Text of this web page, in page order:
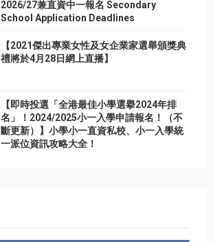
2026/27兼直資中一報名 Secondary
School Application Deadlines
【2021傑出專業女性及女企業家選舉頒獎典
禮將於4月28日網上直播】
【即時投選「全港最佳小學選擧2024年排
名」！2024/2025小一入學申請報名！（不
斷更新）】小學小一直資私校、小一入學統
一派位資訊攻略大全！